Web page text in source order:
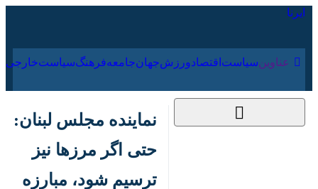
عناوین‌ سیاست اقتصاد ورزش جهان جامعه فرهنگ
نماینده مجلس لبنان:
حتی اگر مرزها نیز
ترسیم شود، مبارزه با